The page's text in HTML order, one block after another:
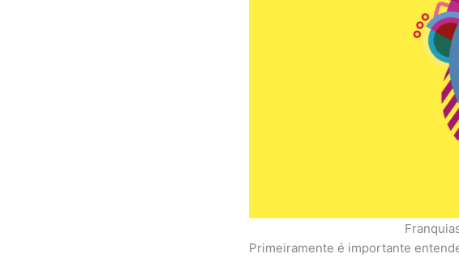
Primeiramente é importante